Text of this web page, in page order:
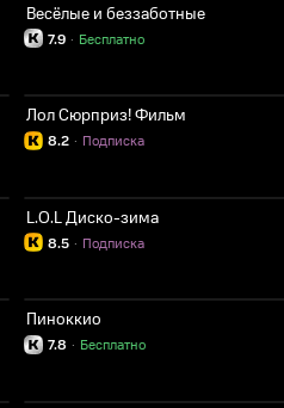
Весёлые и беззаботные
7.9 Бесплатно
·
Лол Сюрприз! Фильм
8.2 Подписка
·
L.O.L Диско-зима
8.5 Подписка
·
Пиноккио
7.8 Бесплатно
·